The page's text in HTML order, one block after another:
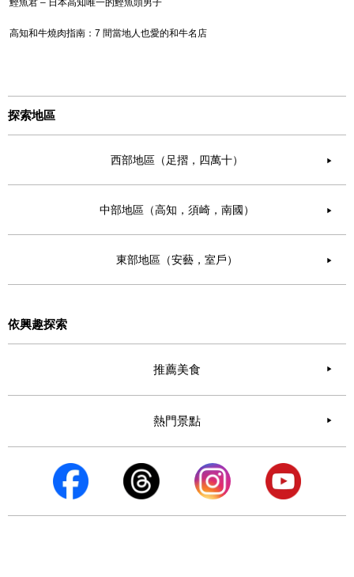
鰹魚君 – 日本高知唯一的鰹魚頭男子
高知和牛燒肉指南：7 間當地人也愛的和牛名店
探索地區
西部地區（足摺，四萬十） ▶︎
中部地區（高知，須崎，南國） ▶︎
東部地區（安藝，室戶） ▶︎
依興趣探索
推薦美食
熱門景點